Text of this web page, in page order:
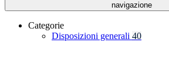
navigazione
Categorie
Disposizioni generali 40